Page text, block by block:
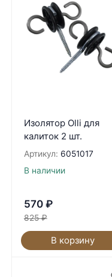
Изолятор Olli для
калиток 2 шт.
Артикул: 6051017
В наличии
570 ₽
825 ₽
В корзину